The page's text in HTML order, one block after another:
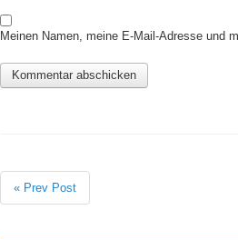
Meinen Namen, meine E-Mail-Adresse und
« Prev Post